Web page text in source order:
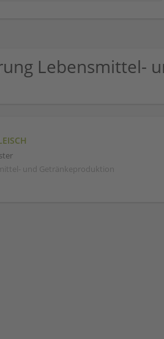
Lebensmittel-
und Getränkeproduktion